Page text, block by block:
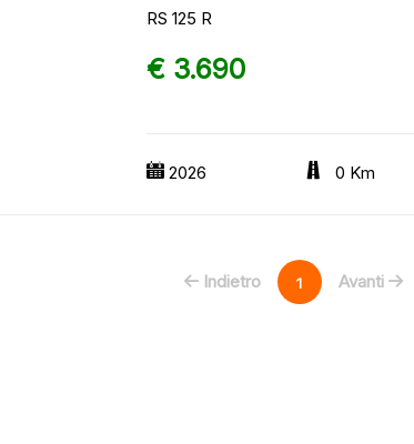
RS 125 R
€ 3.690
2026 0 Km
Indietro 1 Avanti